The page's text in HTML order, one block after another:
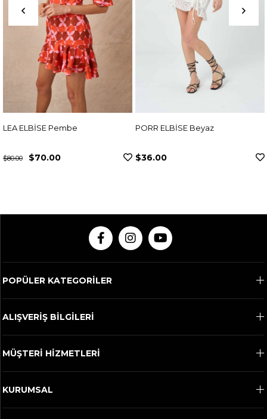
PORR ELBİSE Beyaz ADEN ELBİSE
POPÜLER KATEGORİLER
ALIŞVERİŞ BİLGİLERİ
MÜŞTERİ HİZMETLERİ
KURUMSAL